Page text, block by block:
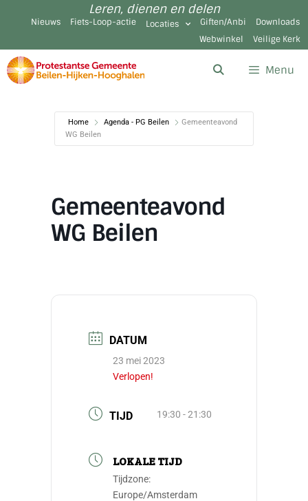
Leren, dienen en delen
Nieuws Fiets-Loop-actie Locaties Giften/Anbi
Downloads
Webwinkel
Veilige Kerk
Menu
Home Agenda - PG Beilen
Gemeenteavond
WG Beilen
Gemeenteavond
WG Beilen
DATUM
23 mei 2023
Verlopen!
TIJD 19:30 - 21:30
LOKALE TIJD
Tijdzone:
Europe/Amsterdam